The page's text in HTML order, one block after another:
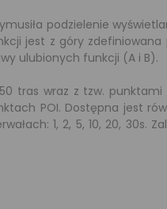
podzielenie
jest z góry
ulubionych funkcji (A i B).
tras wraz z tzw.
POI. Dostępna jest
1, 2, 5, 10, 20, 30s.